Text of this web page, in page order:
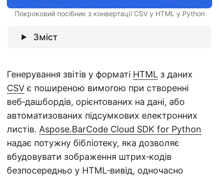
Покроковий посібник з конвертації CSV у HTML у Python
Зміст
Генерування звітів у форматі HTML з даних
CSV є поширеною вимогою при створенні
веб‑дашбордів, орієнтованих на дані, або
автоматизованих підсумкових електронних
листів. Aspose.BarCode Cloud SDK for Python
надає потужну бібліотеку, яка дозволяє
вбудовувати зображення штрих‑кодів
безпосередньо у HTML‑вивід, одночасно